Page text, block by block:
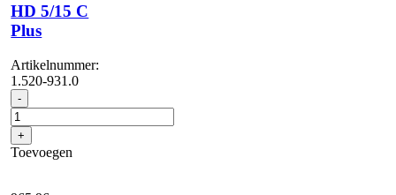
HD 5/15 C
Plus
Artikelnummer:
1.520-931.0
- HD
5/15
C
Plus
aantal
+
Toevoegen